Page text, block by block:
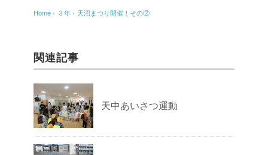
Home › ３年 › 天沼まつり開催！その②
関連記事
天中あいさつ運動